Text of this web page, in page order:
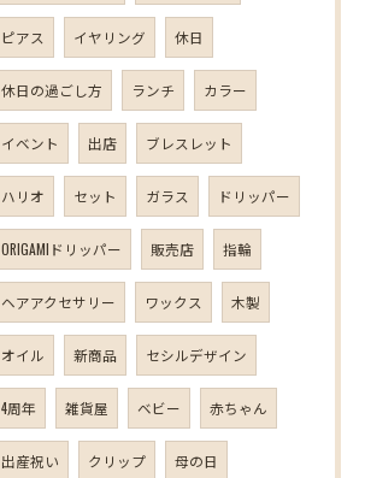
ピアス イヤリング 休日
休日の過ごし方 ランチ カラー
イベント 出店 ブレスレット
ハリオ セット ガラス ドリッパー
ORIGAMIドリッパー 販売店 指輪
ヘアアクセサリー ワックス 木製
オイル 新商品 セシルデザイン
4周年 雑貨屋 ベビー 赤ちゃん
出産祝い クリップ 母の日